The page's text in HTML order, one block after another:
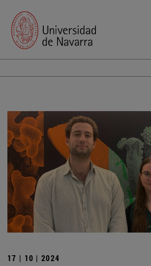
17 | 10 | 2024